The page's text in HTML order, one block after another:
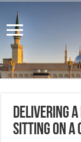
Delivering
sitting on a